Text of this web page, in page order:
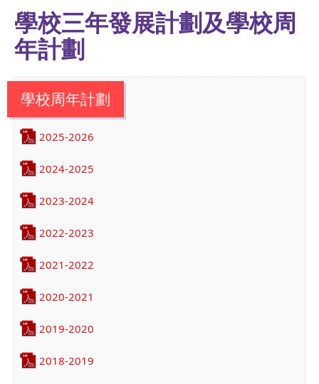
學校三年發展計劃及學校周
年計劃
學校周年計劃
2025-2026
2024-2025
2023-2024
2022-2023
2021-2022
2020-2021
2019-2020
2018-2019